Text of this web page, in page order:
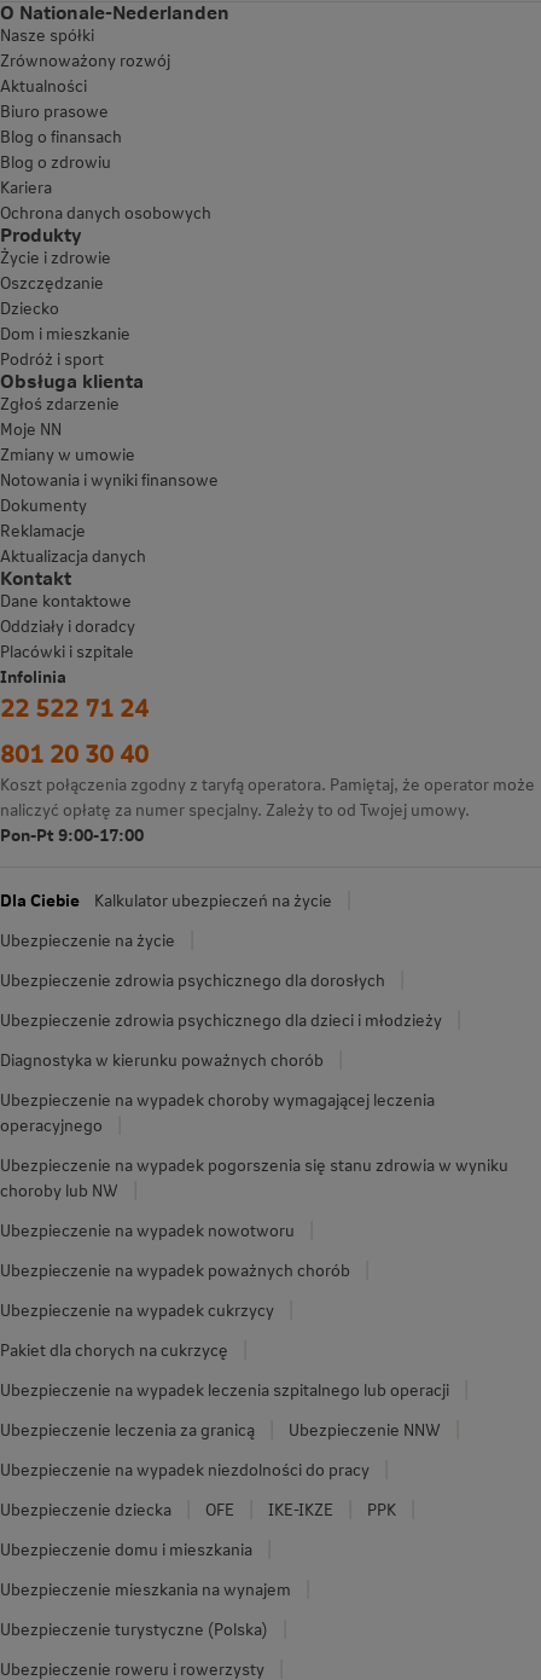
O Nationale-Nederlanden
Nasze spółki
Zrównoważony rozwój
Aktualności
Biuro prasowe
Blog o finansach
Blog o zdrowiu
Kariera
Ochrona danych osobowych
Produkty
Życie i zdrowie
Oszczędzanie
Dziecko
Dom i mieszkanie
Podróż i sport
Obsługa klienta
Zgłoś zdarzenie
Moje NN
Zmiany w umowie
Notowania i wyniki finansowe
Dokumenty
Reklamacje
Aktualizacja danych
Kontakt
Dane kontaktowe
Oddziały i doradcy
Placówki i szpitale
Infolinia
22 522 71 24
801 20 30 40
Koszt połączenia zgodny z taryfą operatora. Pamiętaj, że operator może
naliczyć opłatę za numer specjalny. Zależy to od Twojej umowy.
Pon-Pt 9:00-17:00
Dla Ciebie
Kalkulator ubezpieczeń na życie
Ubezpieczenie na życie
Ubezpieczenie zdrowia psychicznego dla dorosłych
Ubezpieczenie zdrowia psychicznego dla dzieci i młodzieży
Diagnostyka w kierunku poważnych chorób
Ubezpieczenie na wypadek choroby wymagającej leczenia
operacyjnego
Ubezpieczenie na wypadek pogorszenia się stanu zdrowia w wyniku
choroby lub NW
Ubezpieczenie na wypadek nowotworu
Ubezpieczenie na wypadek poważnych chorób
Ubezpieczenie na wypadek cukrzycy
Pakiet dla chorych na cukrzycę
Ubezpieczenie na wypadek leczenia szpitalnego lub operacji
Ubezpieczenie leczenia za granicą
Ubezpieczenie NNW
Ubezpieczenie na wypadek niezdolności do pracy
Ubezpieczenie dziecka
OFE IKE-IKZE
PPK
Ubezpieczenie domu i mieszkania
Ubezpieczenie mieszkania na wynajem
Ubezpieczenie turystyczne (Polska)
Ubezpieczenie roweru i rowerzysty